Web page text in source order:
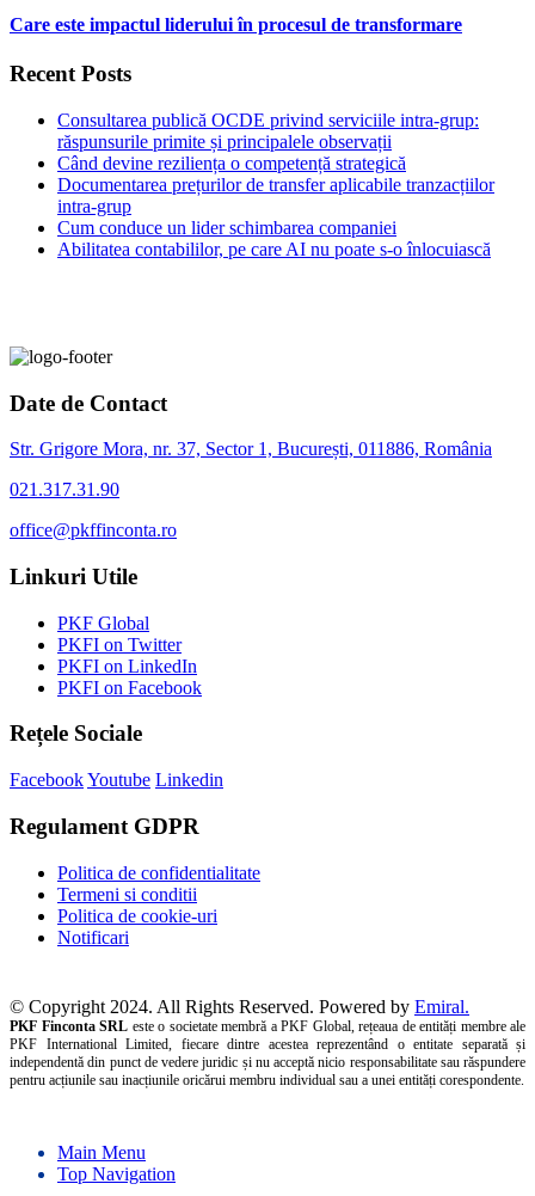
Care este impactul liderului în procesul de transformare
Recent Posts
Consultarea publică OCDE privind serviciile intra-grup:
răspunsurile primite și principalele observații
Când devine reziliența o competență strategică
Documentarea prețurilor de transfer aplicabile tranzacțiilor
intra-grup
Cum conduce un lider schimbarea companiei
Abilitatea contabililor, pe care AI nu poate s-o înlocuiască
Date de Contact
Str. Grigore Mora, nr. 37, Sector 1, București, 011886, România
021.317.31.90
office@pkffinconta.ro
Linkuri Utile
PKF Global
PKFI on Twitter
PKFI on LinkedIn
PKFI on Facebook
Rețele Sociale
FacebookYoutube Linkedin
Regulament GDPR
Politica de confidentialitate
Termeni si conditii
Politica de cookie-uri
Notificari
© Copyright 2024. All Rights Reserved. Powered by Emiral.
PKF Finconta SRL este o societate membră a PKF Global, rețeaua de entități membre ale
PKF International Limited, fiecare dintre acestea reprezentând o entitate separată și
independentă din punct de vedere juridic și nu acceptă nicio responsabilitate sau răspundere
pentru acțiunile sau inacțiunile oricărui membru individual sau a unei entități corespondente.
Main Menu
Top Navigation